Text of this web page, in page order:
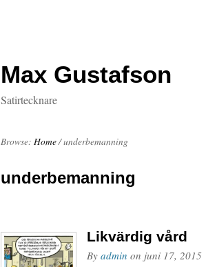
Max Gustafson
Satirtecknare
Browse: Home/underbemanning
underbemanning
Likvärdig vård
By admin on juni 17, 2015